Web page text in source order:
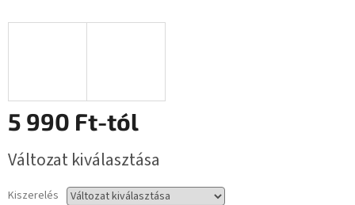
5 990 Ft-tól
Változat kiválasztása
Kiszerelés